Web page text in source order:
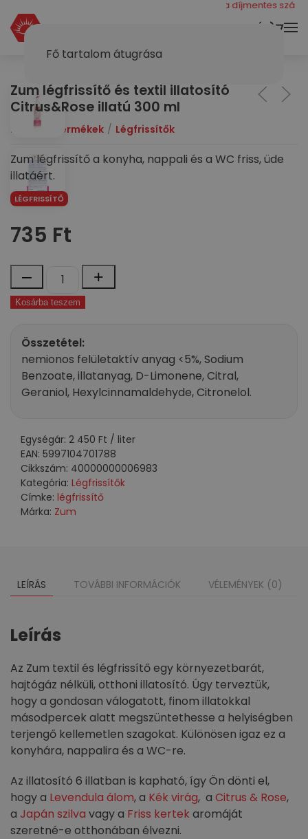
Fő tartalom átugrása
KOSÁR
még 40000 ft a díjmentes
Zum légfrissítő és textil illatosító
Citrus&Rose illatú 300 ml
Dymol Termékek Légfrissítők
Zum légfrissítő a konyha, nappali és a WC friss, üde
illatáért.
LÉGFRISSÍTŐ
735 Ft
–
Zum
légfrissítő
és
illatosító
Citrus&Rose
illatú
300
+
Kosárba teszem
Összetétel:
nemionos felületaktív anyag <5%, Sodium
Benzoate, illatanyag, D-Limonene, Citral,
Geraniol, Hexylcinnamaldehyde, Citronelol.
Egységár: 2 450 Ft / liter
EAN: 5997104701788
Cikkszám: 40000000006983
Kategória: Légfrissítők
Címke: légfrissítő
Márka: Zum
LEÍRÁS TOVÁBBI INFORMÁCIÓK VÉLEMÉNYEK (0)
Leírás
Az Zum textil és légfrissítő egy környezetbarát,
hajtógáz nélküli, otthoni illatosító. Úgy terveztük,
hogy a gondosan válogatott, finom illatokkal
másodpercek alatt megszüntethesse a helyiségben
terjengő kellemetlen szagokat. Különösen igaz ez a
konyhára, nappalira és a WC-re.
Az illatosító 6 illatban is kapható, így Ön dönti el,
hogy a Levendula álom, a Kék virág, a Citrus & Rose,
a Japán szilva vagy a Friss kertek aromáját
szeretné-e otthonában élvezni.